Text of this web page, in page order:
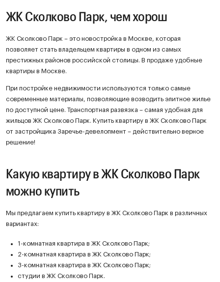
ЖК Сколково Парк, чем хорош
ЖК Сколково Парк – это новостройка в Москве, которая
позволяет стать владельцем квартиры в одном из самых
престижных районов российской столицы. В продаже удобные
квартиры в Москве.
При постройке недвижимости используются только самые
современные материалы, позволяющие возводить элитное жилье
по доступной цене. Транспортная развязка – самая удобная для
жильцов ЖК Сколково Парк. Купить квартиру в ЖК Сколково Парк
от застройщика Заречье-девелопмент – действительно верное
решение!
Какую квартиру в ЖК Сколково Парк
можно купить
Мы предлагаем купить квартиру в ЖК Сколково Парк в различных
вариантах:
1-комнатная квартира в ЖК Сколково Парк;
2-комнатная квартира в ЖК Сколково Парк;
3-комнатная квартира в ЖК Сколково Парк;
студии в ЖК Сколково Парк.